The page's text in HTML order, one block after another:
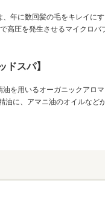
年に数回髪の毛をキレイ
高圧を発生させるマイクロ
ドスパ】
を用いるオーガニックア
に、アマニ油のオイルな